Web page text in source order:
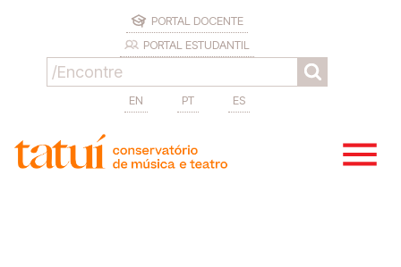
PORTAL DOCENTE
PORTAL ESTUDANTIL
EN PT ES